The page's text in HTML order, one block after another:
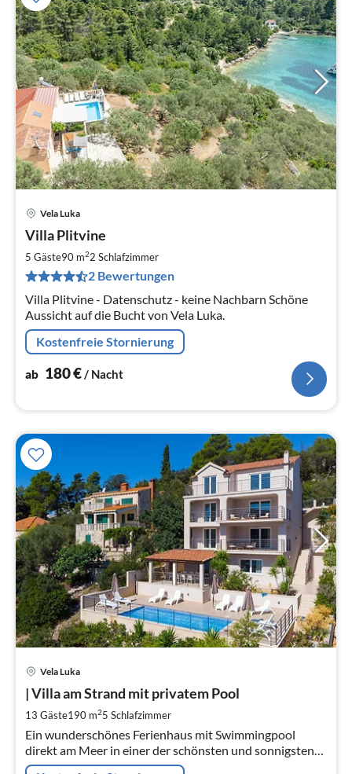
Vela Luka
Villa Plitvine
5 Gäste90 m22 Schlafzimmer
2 Bewertungen
Villa Plitvine - Datenschutz - keine Nachbarn Schöne
Aussicht auf die Bucht von Vela Luka.
Kostenfreie Stornierung
ab 180€/ Nacht
Vela Luka
| Villa am Strand mit privatem Pool
13 Gäste190 m25 Schlafzimmer
Ein wunderschönes Ferienhaus mit Swimmingpool
direkt am Meer in einer der schönsten und sonnigsten
Gegenden der Insel Korčula.